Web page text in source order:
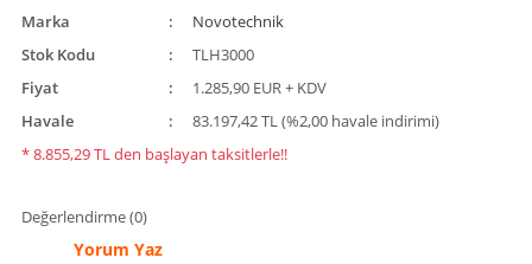
Marka
Novotechnik
Stok Kodu
TLH3000
Fiyat
1.285,90 EUR + KDV
Havale
83.197,42 TL (%2,00 havale indirimi)
* 8.855,29 TL den başlayan taksitlerle!!
Değerlendirme (0)
Yorum Yaz